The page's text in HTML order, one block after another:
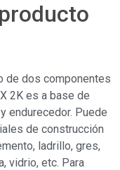
de dos componentes
2K es a base de
endurecedor. Puede
de construcción
ladrillo, gres,
vidrio, etc. Para